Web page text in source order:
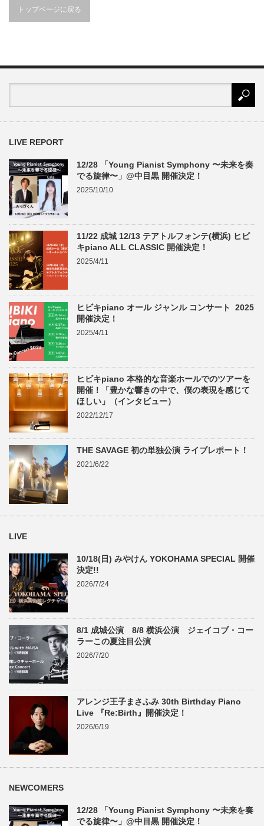
トップページに戻る
LIVE REPORT
12/28 「Young Pianist Symphony 〜未来を奏
でる旋律〜」@中目黒 開催決定！
2025/10/10
11/22 成城 12/13 テアトルフォンテ(横浜) ヒビ
キpiano ALL CLASSIC 開催決定！
2025/4/11
ヒビキpiano オール ジャンル コンサート 2025
開催決定！
2025/4/11
ヒビキpiano 本格的な音楽ホールでのツアーを
開催！「豊かな響きの中で、僕の表現を感じて
ほしい」（インタビュー）
2022/12/17
THE SAVAGE 初の単独公演 ライブレポート！
2021/6/22
LIVE
10/18(日) みやけん YOKOHAMA SPECIAL 開催
決定!!
2026/7/24
8/1 成城公演 8/8 横浜公演 ジェイコブ・コー
ラーこの夏注目公演
2026/7/20
アレンジ王子まさふみ 30th Birthday Piano
Live 『Re:Birth』開催決定！
2026/6/19
NEWCOMERS
12/28 「Young Pianist Symphony 〜未来を奏
でる旋律〜」@中目黒 開催決定！